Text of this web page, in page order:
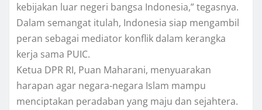
kebijakan luar negeri bangsa Indonesia,” tegasnya.
Dalam semangat itulah, Indonesia siap mengambil
peran sebagai mediator konflik dalam kerangka
kerja sama PUIC.
Ketua DPR RI, Puan Maharani, menyuarakan
harapan agar negara-negara Islam mampu
menciptakan peradaban yang maju dan sejahtera.